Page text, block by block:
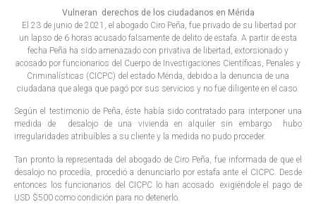
Vulneran derechos de los ciudadanos en Mérida
El 23 de junio de 2021, el abogado Ciro Peña, fue privado de su libertad por
un lapso de 6 horas acusado falsamente de delito de estafa. A partir de esta
fecha Peña ha sido amenazado con privativa de libertad, extorsionado y
acosado por funcionarios del Cuerpo de Investigaciones Científicas, Penales y
Criminalísticas (CICPC) del estado Mérida, debido a la denuncia de una
ciudadana que alega que pagó por sus servicios y no fue diligente en el caso.
Según el testimonio de Peña, éste había sido contratado para interponer una
medida de desalojo de una vivienda en alquiler sin embargo hubo
irregularidades atribuíbles a su cliente y la medida no pudo proceder.
Tan pronto la representada del abogado de Ciro Peña, fue informada de que el
desalojo no procedía, procedió a denunciarlo por estafa ante el CICPC. Desde
entonces los funcionarios del CICPC lo han acosado exigiéndole el pago de
USD $500 como condición para no detenerlo.